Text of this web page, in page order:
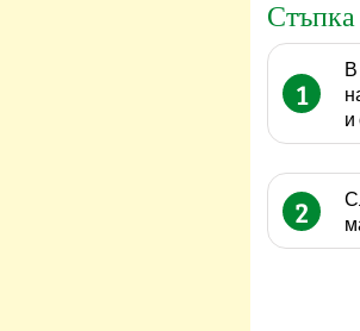
Стъпка
1
В
и
2